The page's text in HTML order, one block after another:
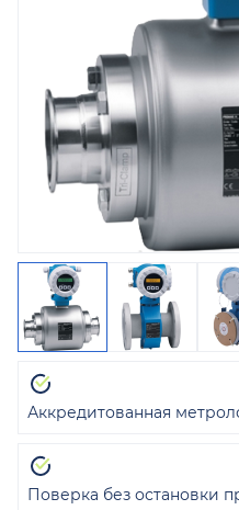
Аккредитованная
Поверка без остановки